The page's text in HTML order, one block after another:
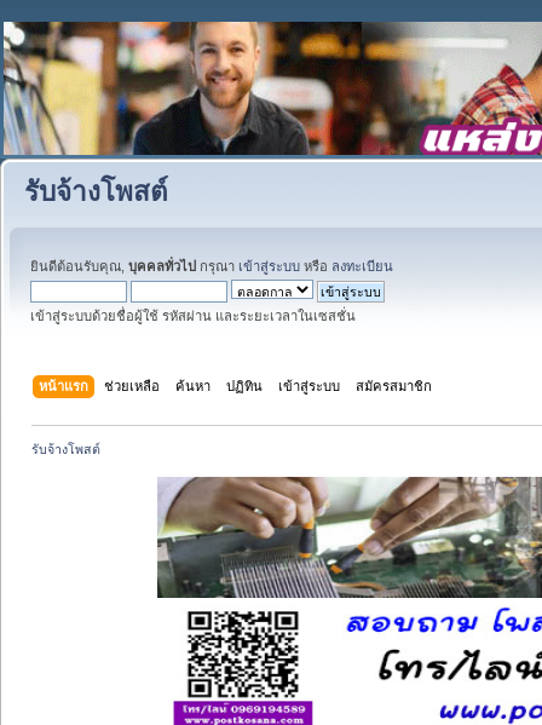
รับจ้างโพสต์
ยินดีต้อนรับคุณ, บุคคลทั่วไป กรุณา เข้าสู่ระบบ หรือ ลงทะเบียน
เข้าสู่ระบบด้วยชื่อผู้ใช้ รหัสผ่าน และระยะเวลาในเซสชั่น
หน้าแรก ช่วยเหลือ ค้นหา ปฏิทิน เข้าสู่ระบบ สมัครสมาชิก
รับจ้างโพสต์